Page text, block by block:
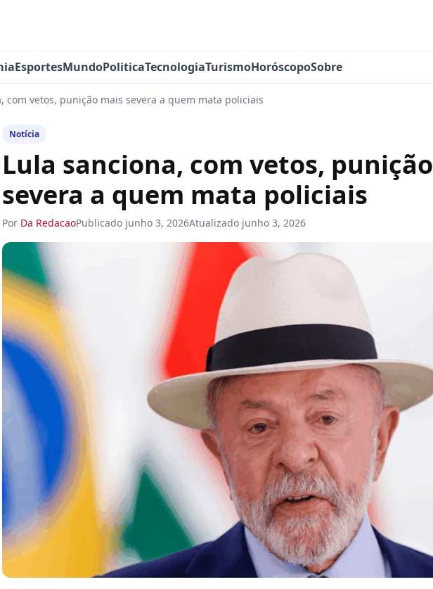
EsportesMundoPoliticaTecnologiaTurismoHoróscopoSobre
com vetos, punição mais severa a quem mata policiais
Notícia
Lula sanciona, com vetos,
severa a quem mata policiais
Por Da RedacaoPublicado junho 3, 2026Atualizado junho 3, 2026